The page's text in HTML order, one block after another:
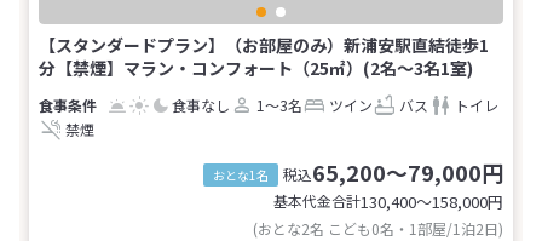
【スタンダードプラン】（お部屋のみ）新浦安駅直結徒歩1
分【禁煙】マラン・コンフォート（25㎡）(2名～3名1室)
食事なし 1～3名 ツイン バス
トイレ
禁煙
おとな1名 税込65,200～79,000円
基本代金合計130,400〜158,000円
(おとな2名 こども0名・1部屋/1泊2日)